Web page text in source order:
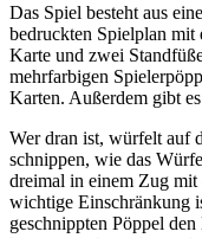
Das Spiel besteht aus
bedruckten Spielplan mit
Karte und zwei
mehrfarbigen
Karten. Außerdem gibt
Wer dran ist, würfelt auf
schnippen, wie das
dreimal in einem Zug mit
wichtige Einschränkung
geschnippten Pöppel